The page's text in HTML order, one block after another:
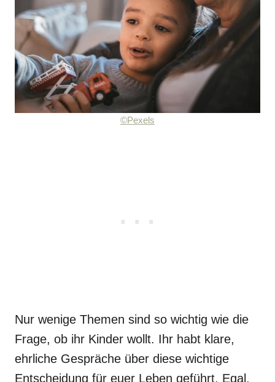
©Pexels
Nur wenige Themen sind so wichtig wie die
Frage, ob ihr Kinder wollt. Ihr habt klare,
ehrliche Gespräche über diese wichtige
Entscheidung für euer Leben geführt. Egal,